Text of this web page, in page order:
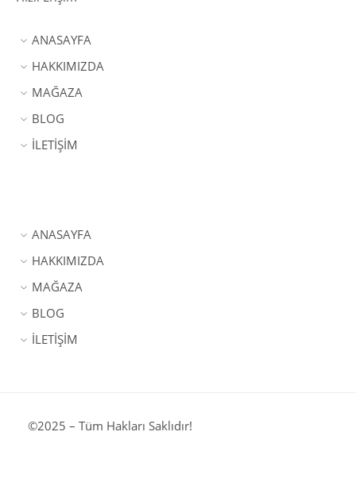
ANASAYFA
HAKKIMIZDA
MAĞAZA
BLOG
İLETİŞİM
ANASAYFA
HAKKIMIZDA
MAĞAZA
BLOG
İLETİŞİM
©2025 – Tüm Hakları Saklıdır!